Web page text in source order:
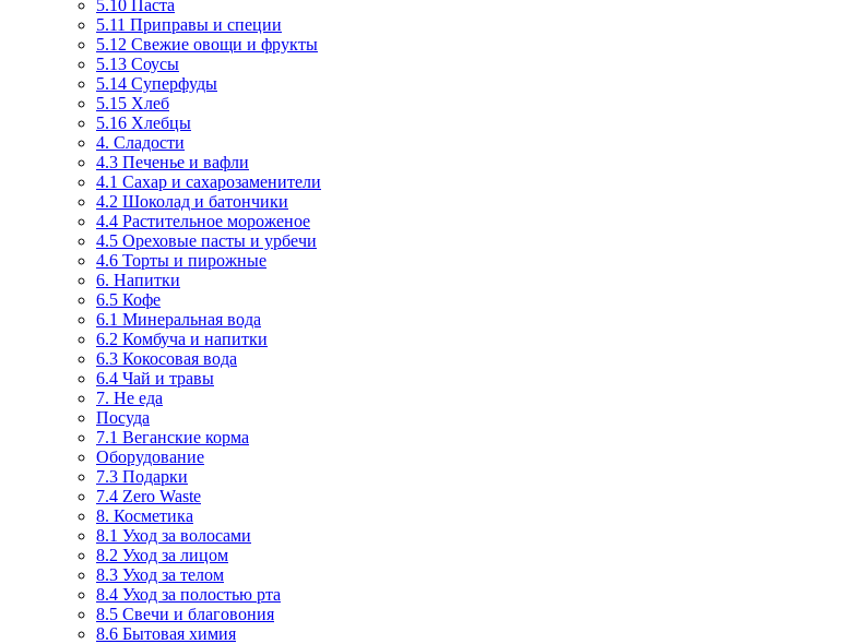
5.10 Паста
5.11 Приправы и специи
5.12 Свежие овощи и фрукты
5.13 Соусы
5.14 Суперфуды
5.15 Хлеб
5.16 Хлебцы
4. Сладости
4.3 Печенье и вафли
4.1 Сахар и сахарозаменители
4.2 Шоколад и батончики
4.4 Растительное мороженое
4.5 Ореховые пасты и урбечи
4.6 Торты и пирожные
6. Напитки
6.5 Кофе
6.1 Минеральная вода
6.2 Комбуча и напитки
6.3 Кокосовая вода
6.4 Чай и травы
7. Не еда
Посуда
7.1 Веганские корма
Оборудование
7.3 Подарки
7.4 Zero Waste
8. Косметика
8.1 Уход за волосами
8.2 Уход за лицом
8.3 Уход за телом
8.4 Уход за полостью рта
8.5 Свечи и благовония
8.6 Бытовая химия